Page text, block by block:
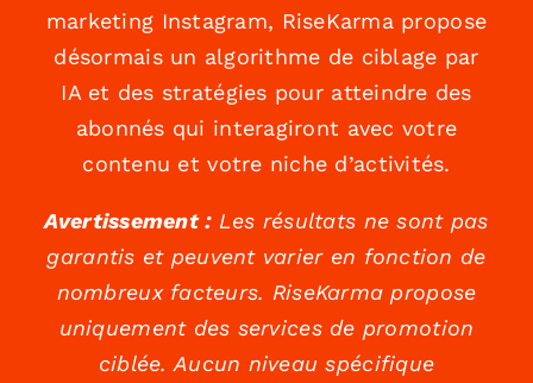
marketing Instagram, RiseKarma propose
désormais un algorithme de ciblage par
IA et des stratégies pour atteindre des
abonnés qui interagiront avec votre
contenu et votre niche d’activités.
Avertissement :Les résultats ne sont pas
garantis et peuvent varier en fonction de
nombreux facteurs. RiseKarma propose
uniquement des services de promotion
ciblée. Aucun niveau spécifique